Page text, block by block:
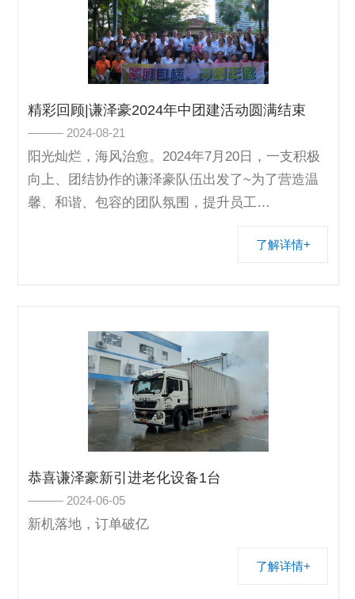
精彩回顾|谦泽豪2024年中团建活动圆满结束
——— 2024-08-21
阳光灿烂，海风治愈。2024年7月20日，一支积极
向上、团结协作的谦泽豪队伍出发了~为了营造温
馨、和谐、包容的团队氛围，提升员工…
了解详情+
恭喜谦泽豪新引进老化设备1台
——— 2024-06-05
新机落地，订单破亿
了解详情+